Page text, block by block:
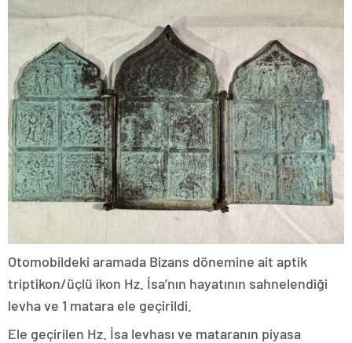
Otomobildeki aramada Bizans dönemine ait aptik
triptikon/üçlü ikon Hz. İsa’nın hayatının sahnelendiği
levha ve 1 matara ele geçirildi.
Ele geçirilen Hz. İsa levhası ve mataranın piyasa